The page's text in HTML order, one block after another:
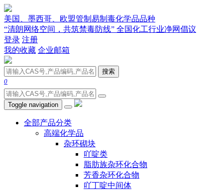
美国、墨西哥、欧盟管制易制毒化学品品种
“清朗网络空间，共筑禁毒防线” 全国化工行业净网倡议
登录 注册
我的收藏 企业邮箱
搜索
0
Toggle navigation
全部产品分类
高端化学品
杂环砌块
吖啶类
脂肪族杂环化合物
芳香杂环化合物
吖丁啶中间体